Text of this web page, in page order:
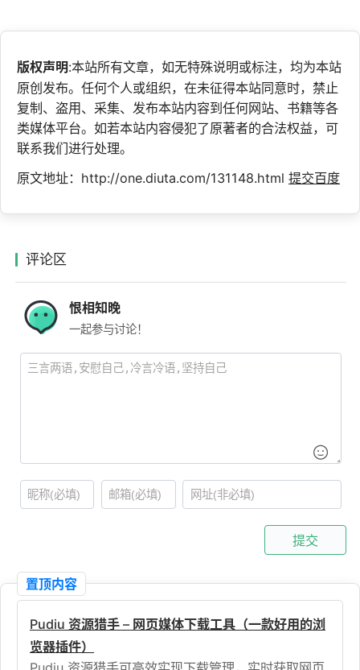
版权声明:本站所有文章，如无特殊说明或标注，均为本站
原创发布。任何个人或组织，在未征得本站同意时，禁止
复制、盗用、采集、发布本站内容到任何网站、书籍等各
类媒体平台。如若本站内容侵犯了原著者的合法权益，可
联系我们进行处理。
原文地址：http://one.diuta.com/131148.html 提交百度
评论区
恨相知晚
一起参与讨论！
提交
置顶内容
Pudiu 资源猎手 – 网页媒体下载工具（一款好用的浏
览器插件）